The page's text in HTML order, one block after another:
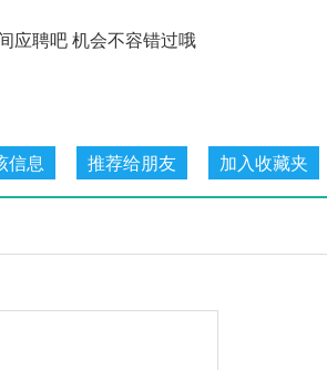
应聘吧 机会不容错过哦